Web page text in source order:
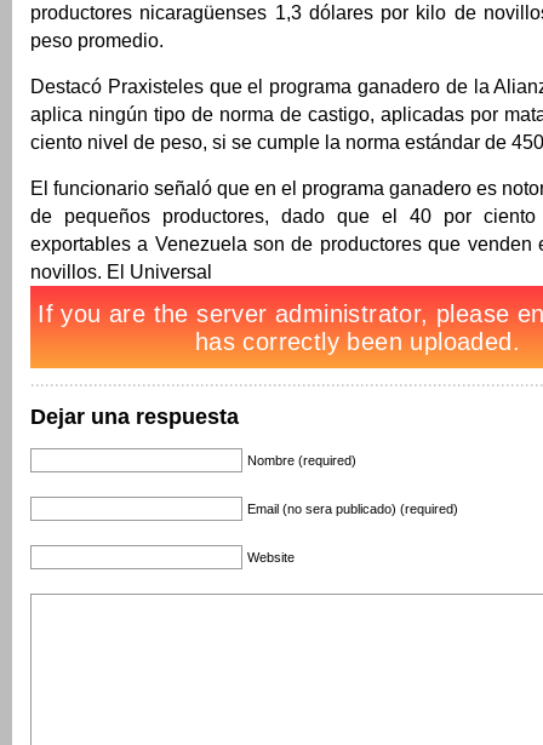
productores nicaragüenses 1,3 dólares por kilo de
peso promedio.
Destacó Praxisteles que el programa ganadero de la
aplica ningún tipo de norma de castigo, aplicadas por
ciento nivel de peso, si se cumple la norma estándar de
El funcionario señaló que en el programa ganadero es
de pequeños productores, dado que el 40 por
exportables a Venezuela son de productores que venden
novillos. El Universal
Dejar una respuesta
Nombre (required)
Email (no sera publicado) (required)
Website